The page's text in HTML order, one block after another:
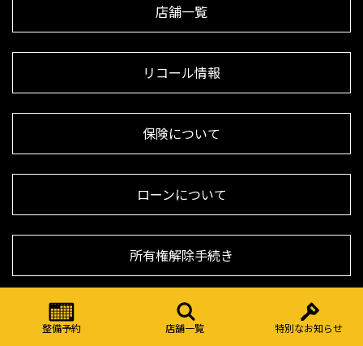
整備予約 店舗一覧 特別なお知らせ
店舗一覧
リコール情報
保険について
ローンについて
所有権解除手続き
ダイワグループ カスタマーハラスメント基本方針